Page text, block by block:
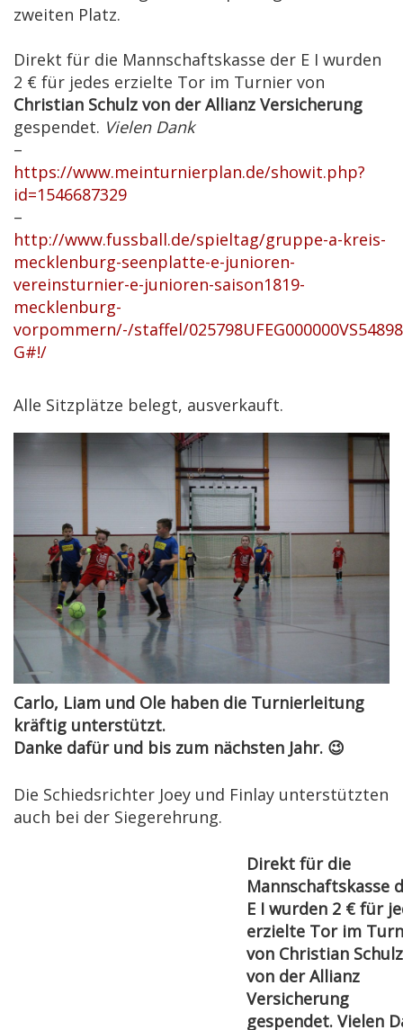
zweiten Platz.
Direkt für die Mannschaftskasse der E I wurden
2 € für jedes erzielte Tor im Turnier von
Christian Schulz von der Allianz Versicherung
gespendet. Vielen Dank
–
https://www.meinturnierplan.de/showit.php?
id=1546687329
–
http://www.fussball.de/spieltag/gruppe-a-kreis-
mecklenburg-seenplatte-e-junioren-
vereinsturnier-e-junioren-saison1819-
mecklenburg-
vorpommern/-/staffel/
G#!/
Alle Sitzplätze belegt, ausverkauft.
Carlo, Liam und Ole haben die Turnierleitung
kräftig unterstützt.
Danke dafür und bis zum nächsten Jahr. 😉
Die Schiedsrichter Joey und Finlay unterstützten
auch bei der Siegerehrung.
Direkt für die
Mannschaftskasse
E I wurden 2 € für
erzielte Tor im
von Christian Schulz
von der Allianz
Versicherung
gespendet. Vielen